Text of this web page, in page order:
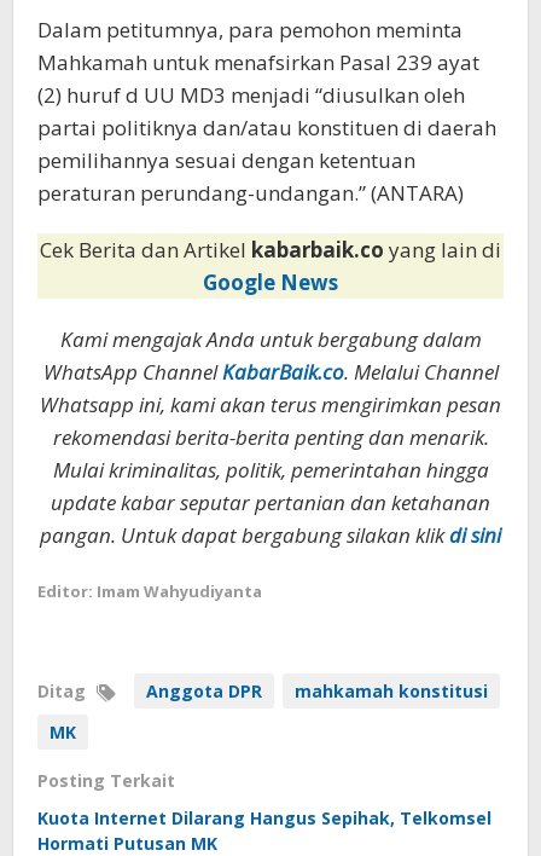
Dalam petitumnya, para pemohon meminta
Mahkamah untuk menafsirkan Pasal 239 ayat
(2) huruf d UU MD3 menjadi “diusulkan oleh
partai politiknya dan/atau konstituen di daerah
pemilihannya sesuai dengan ketentuan
peraturan perundang-undangan.” (ANTARA)
Cek Berita dan Artikel kabarbaik.co yang lain di
Google News
Kami mengajak Anda untuk bergabung dalam
WhatsApp ChannelKabarBaik.co. Melalui Channel
Whatsapp ini, kami akan terus mengirimkan pesan
rekomendasi berita-berita penting dan menarik.
Mulai kriminalitas, politik, pemerintahan hingga
update kabar seputar pertanian dan ketahanan
pangan. Untuk dapat bergabung silakan klikdi sini
Editor: Imam Wahyudiyanta
Ditag Anggota DPR
mahkamah konstitusi
MK
Posting Terkait
Kuota Internet Dilarang Hangus Sepihak, Telkomsel
Hormati Putusan MK